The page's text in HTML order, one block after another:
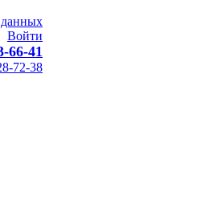
Войти
66-41
72-38